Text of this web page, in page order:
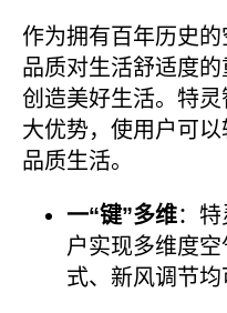
作为拥有百年历史
品质对生活舒适度
创造美好生活。特
大优势，使用户可
品质生活。
一“键”多维：
户实现多维度
式、新风调节均